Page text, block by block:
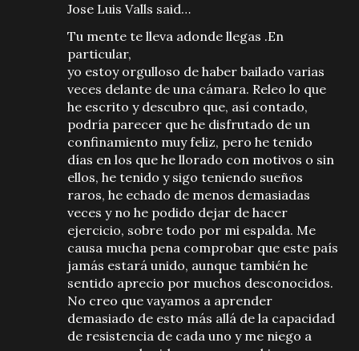
Jose Luis Valls said…
Tu mente te lleva adonde llegas .En
particular,
yo estoy orgulloso de haber bailado varias
veces delante de una cámara. Releo lo que
he escrito y descubro que, así contado,
podría parecer que he disfrutado de un
confinamiento muy feliz, pero he tenido
días en los que he llorado con motivos o sin
ellos, he tenido y sigo teniendo sueños
raros, he echado de menos demasiadas
veces y no he podido dejar de hacer
ejercicio, sobre todo por mi espalda. Me
causa mucha pena comprobar que este país
jamás estará unido, aunque también he
sentido aprecio por muchos desconocidos.
No creo que vayamos a aprender
demasiado de esto más allá de la capacidad
de resistencia de cada uno y me niego a